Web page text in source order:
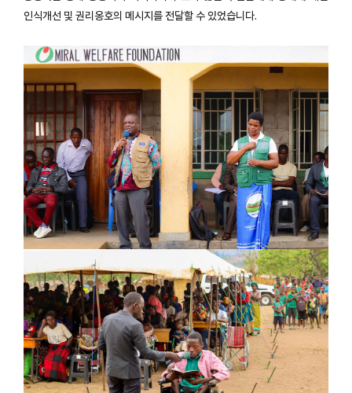
인식개선 및 권리옹호의 메시지를 전달할 수 있었습니다.